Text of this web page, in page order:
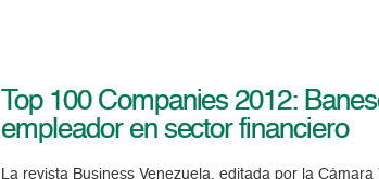
Top 100 Companies 2012:
empleador en sector financiero
La revista Business Venezuela, editada por la